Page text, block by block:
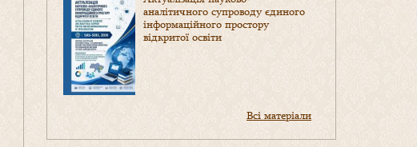
аналітичного супроводу єдиного
інформаційного простору
відкритої освіти
Всі матеріали